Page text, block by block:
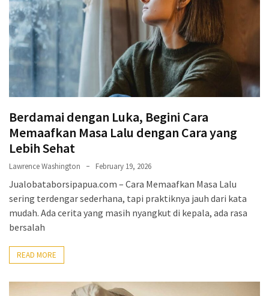
Jangan
Abaikan!
Begini
Cara
Anak
Kos
Biar
Nggak
Terlalu
Lama
Main
HP?
Coba
Kurangi
Berdamai dengan Luka, Begini Cara
Memaafkan Masa Lalu dengan Cara yang
Lebih Sehat
Lawrence Washington February 19, 2026
Jualobataborsipapua.com – Cara Memaafkan Masa Lalu
sering terdengar sederhana, tapi praktiknya jauh dari kata
mudah. Ada cerita yang masih nyangkut di kepala, ada rasa
bersalah
READ MORE